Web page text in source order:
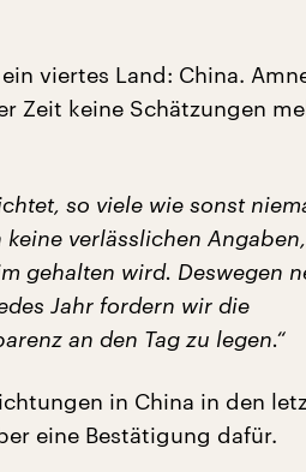
viertes Land: China.
Zeit keine Schätzungen
so viele wie sonst
verlässlichen
gehalten wird. Deswegen
Jahr fordern wir die
an den Tag zu legen.“
in China in den
eine Bestätigung dafür.